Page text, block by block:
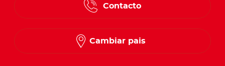
Contacto
Cambiar pais